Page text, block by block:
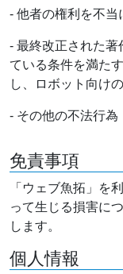
- 他者の権利を不当
- 最終改正された著
ている条件を満た
し、ロボット向け
- その他の不法行為
免責事項
「ウェブ魚拓」を
って生じる損害に
します。
個人情報